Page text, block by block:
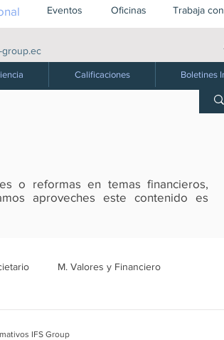
Calificaciones Boletines
group.ec
Eventos Oficinas Trabaja
o reformas en temas financieros,
aproveches este contenido es
M. Valores y Financiero
IFS Group